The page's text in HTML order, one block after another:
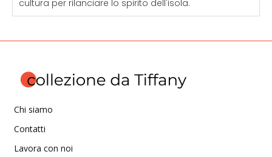
cultura per rilanciare lo spirito dell'isola.
Chi siamo
Contatti
Lavora con noi